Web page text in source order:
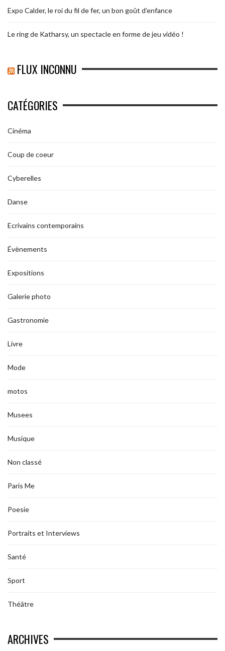
Expo Calder, le roi du fil de fer, un bon goût d’enfance
Le ring de Katharsy, un spectacle en forme de jeu vidéo !
FLUX INCONNU
CATÉGORIES
Cinéma
Coup de coeur
Cyberelles
Danse
Ecrivains contemporains
Évènements
Expositions
Galerie photo
Gastronomie
Livre
Mode
motos
Musees
Musique
Non classé
Paris Me
Poesie
Portraits et Interviews
Santé
Sport
Théâtre
ARCHIVES